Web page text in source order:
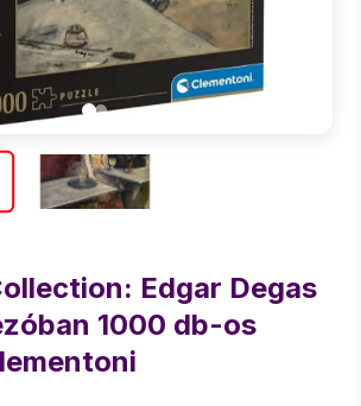
Edgar Degas
1000 db-os